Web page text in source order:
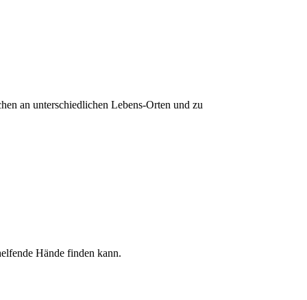
an unterschiedlichen Lebens-Orten und zu
Hände finden kann.